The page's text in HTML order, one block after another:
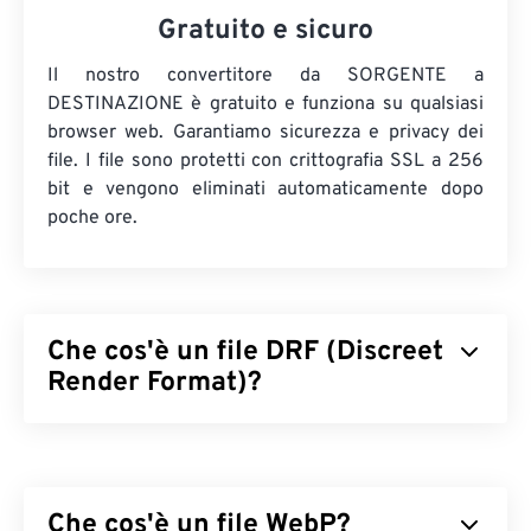
Gratuito e sicuro
Il nostro convertitore da SORGENTE a
DESTINAZIONE è gratuito e funziona su qualsiasi
browser web. Garantiamo sicurezza e privacy dei
file. I file sono protetti con crittografia SSL a 256
bit e vengono eliminati automaticamente dopo
poche ore.
Che cos'è un file DRF (Discreet
Render Format)?
Max (3D Studio Max)per creare contenuti 3D e